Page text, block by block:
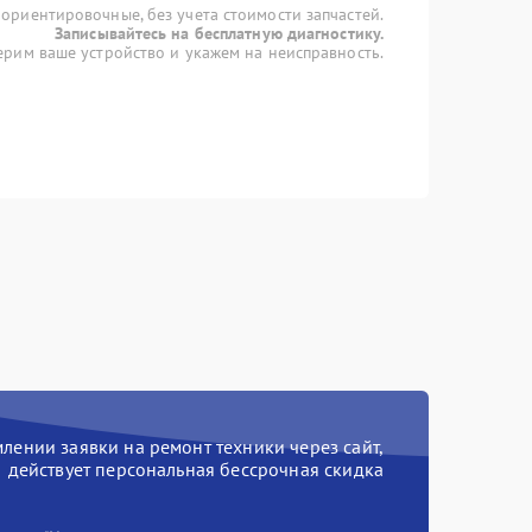
без учета стоимости запчастей.
Записывайтесь на бесплатную диагностику.
ваше устройство и укажем на неисправность.
заявки на ремонт техники через сайт,
действует персональная бессрочная скидка